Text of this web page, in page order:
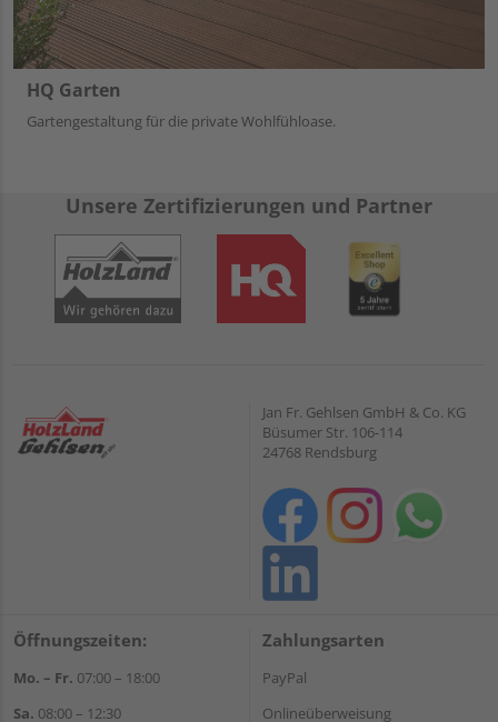
HQ Garten
Gartengestaltung für die private Wohlfühloase.
Unsere Zertifizierungen und Partner
Jan Fr. Gehlsen GmbH & Co. KG
Büsumer Str. 106-114
24768 Rendsburg
Öffnungszeiten:
Mo. – Fr. 07:00 – 18:00
Sa. 08:00 – 12:30
Zahlungsarten
PayPal
Onlineüberweisung